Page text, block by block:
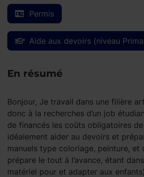
Permis
Aide aux devoirs (niveau
En résumé
Bonjour, Je travail dans une filière
donc à la recherches d’un job
de financés les coûts obligatoires
idéalement aider au devoirs et
manuels type coloriage, peinture, et
prépare le tout à l’avance, étant
matériel pour et adapter aux